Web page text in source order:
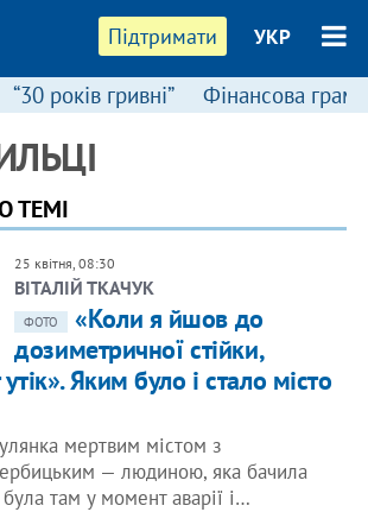
Підтримати УКР
“30 років гривні” Фінансова
ТЕМІ
25 квітня, 08:30
ВІТАЛІЙ ТКАЧУК
ФОТО
«Коли я йшов до
дозиметричної стійки,
Яким було і стало місто
мертвим містом з
— людиною, яка бачила
там у момент аварії і…